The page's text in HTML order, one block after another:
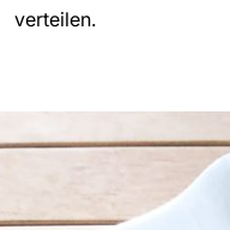
verteilen.